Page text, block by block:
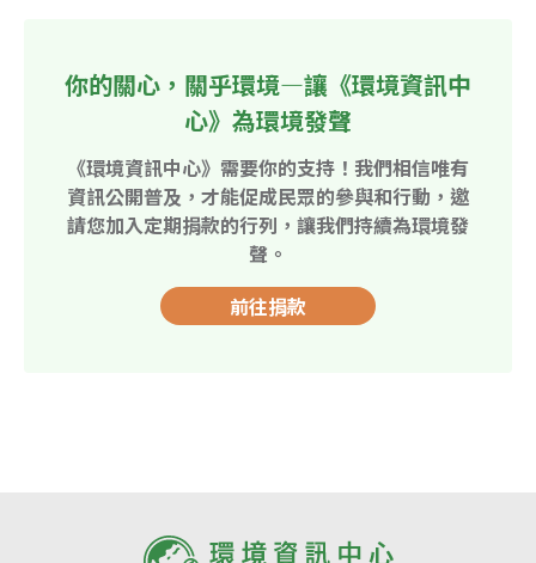
你的關心，關乎環境—讓《環境資訊中
心》為環境發聲
《環境資訊中心》需要你的支持！我們相信唯有
資訊公開普及，才能促成民眾的參與和行動，邀
請您加入定期捐款的行列，讓我們持續為環境發
聲。
前往捐款